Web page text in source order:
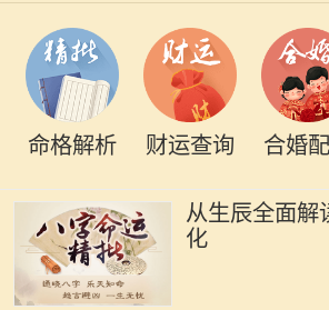
命格解析 财运查询 合婚
从生辰全面解
化